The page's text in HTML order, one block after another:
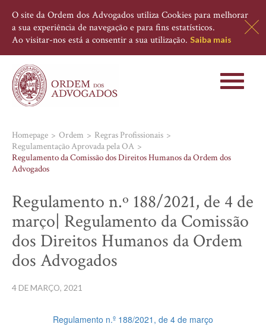
O site da Ordem dos Advogados utiliza Cookies para melhorar
a sua experiência de navegação e para fins estatísticos.
Ao visitar-nos está a consentir a sua utilização. Saiba mais
Toggle
Homepage Ordem
Regras Profissionais
Regulamentação Aprovada pela OA
Regulamento da Comissão dos Direitos Humanos da Ordem dos
Advogados
Regulamento n.º 188/2021, de 4 de
março| Regulamento da Comissão
dos Direitos Humanos da Ordem
dos Advogados
4 DE MARÇO, 2021
Regulamento n.º 188/2021, de 4 de março